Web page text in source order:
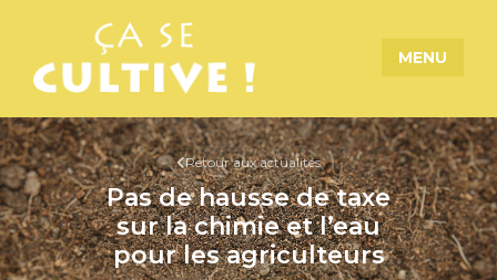
MENU
Retour aux actualités
Pas de hausse de taxe
sur la chimie et l’eau
pour les agriculteurs